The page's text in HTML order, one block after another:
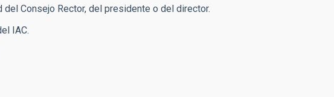
Consejo Rector, del presidente o del director.
IAC.